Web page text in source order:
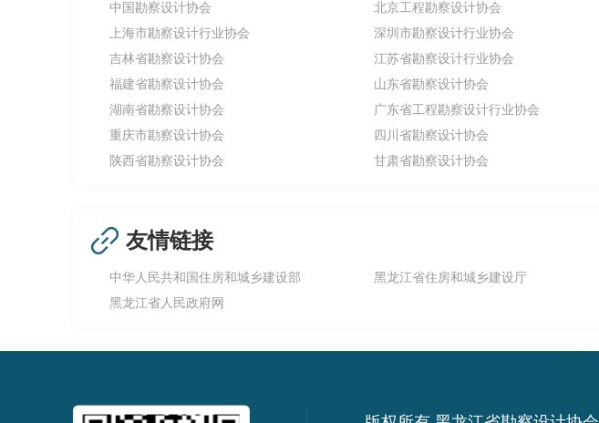
中国勘察设计协会 北京工程勘察设计协会
上海市勘察设计行业协会
深圳市勘察设计行业协会
吉林省勘察设计协会
江苏省勘察设计行业协会
福建省勘察设计协会
山东省勘察设计协会
湖南省勘察设计协会
广东省工程勘察设计行业协会
重庆市勘察设计协会
四川省勘察设计协会
陕西省勘察设计协会
甘肃省勘察设计协会
友情链接
中华人民共和国住房和城乡建设部 黑龙江省住房和城乡建设厅
黑龙江省人民政府网